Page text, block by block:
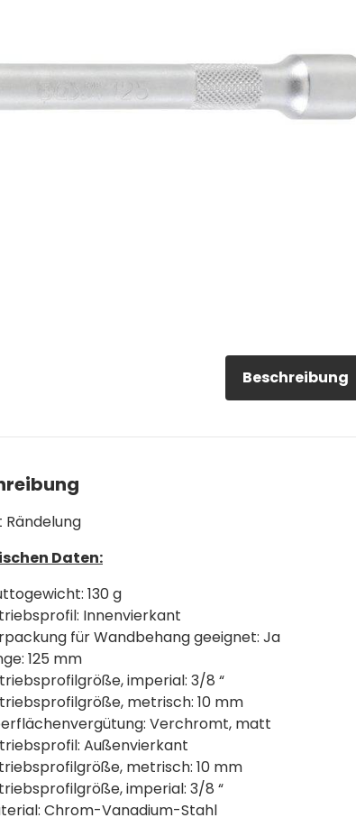
Beschreibung
Rändelung
Daten:
130 g
Innenvierkant
für Wandbehang geeignet: Ja
125 mm
imperial: 3/8 “
metrisch: 10 mm
Verchromt, matt
Außenvierkant
metrisch: 10 mm
imperial: 3/8 “
Chrom-Vanadium-Stahl